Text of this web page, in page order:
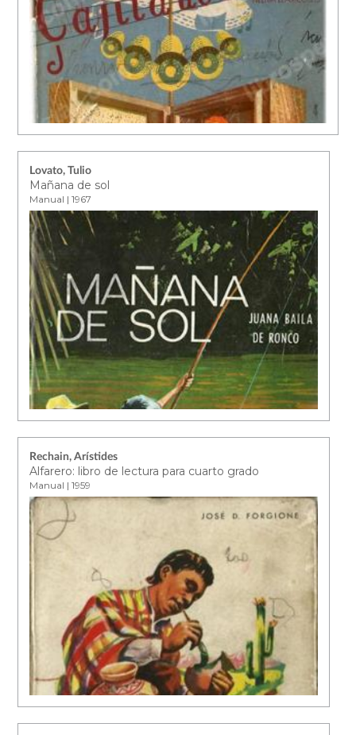
Lovato, Tulio
Mañana de sol
Manual | 1967
Rechain, Arístides
Alfarero: libro de lectura para cuarto grado
Manual | 1959